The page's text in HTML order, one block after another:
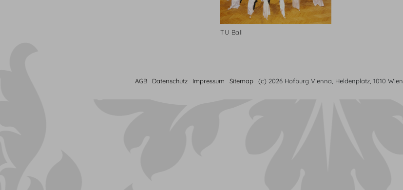
TU Ball
AGB Datenschutz Impressum Sitemap (c) 2026 Hofburg Vienna, Heldenplatz, 1010 Wien